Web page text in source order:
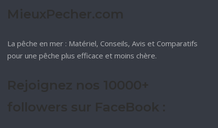
La pêche en mer : Matériel, Conseils, Avis et Comparatifs
pour une pêche plus efficace et moins chère.